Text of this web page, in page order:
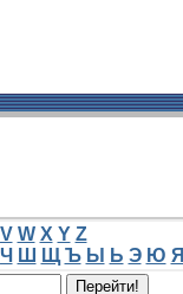
V W X Y Z
Ч Ш Щ Ъ Ы Ь Э Ю Я